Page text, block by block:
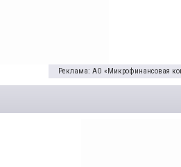
Реклама: АО «Микрофинансовая